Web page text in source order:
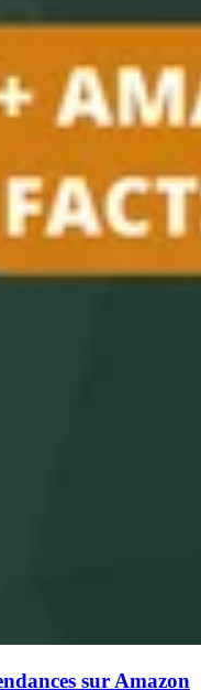
sur Amazon